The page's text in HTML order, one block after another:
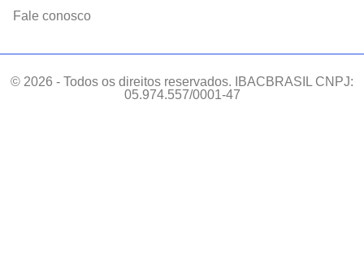
Fale conosco
© 2026 - Todos os direitos reservados. IBACBRASIL CNPJ:
05.974.557/0001-47